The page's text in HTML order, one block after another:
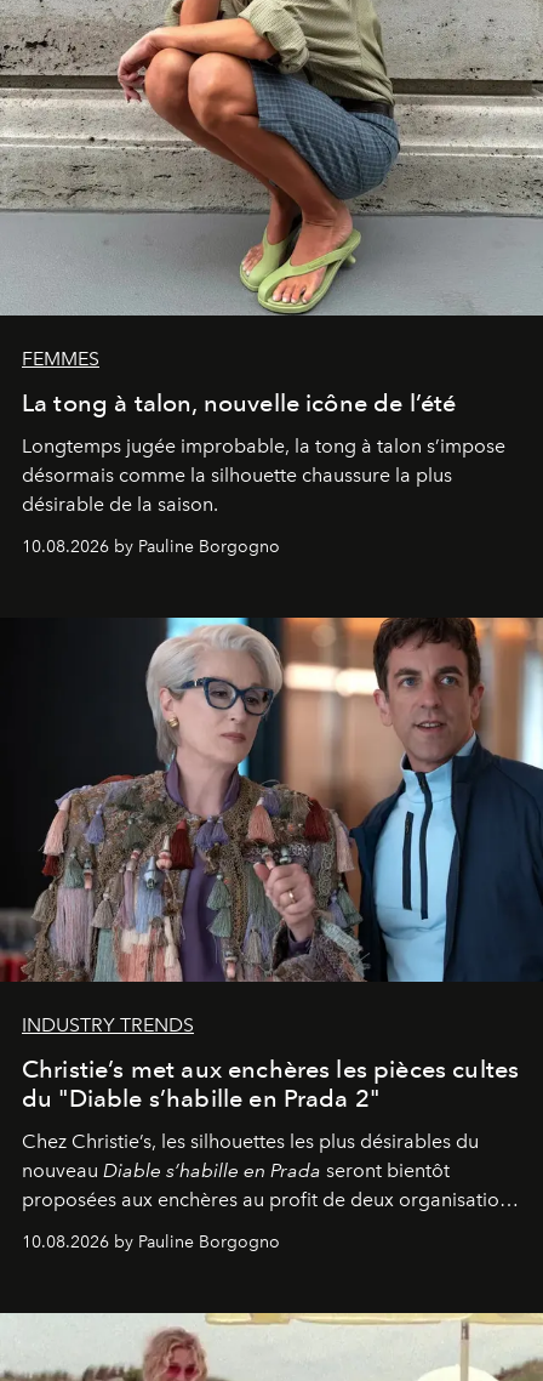
FEMMES
La tong à talon, nouvelle icône de l’été
Longtemps jugée improbable, la tong à talon s’impose
désormais comme la silhouette chaussure la plus
désirable de la saison.
10.08.2026 by Pauline Borgogno
INDUSTRY TRENDS
Christie’s met aux enchères les pièces cultes
du "Diable s’habille en Prada 2"
Chez Christie’s, les silhouettes les plus désirables du
nouveau Diable s’habille en Prada seront bientôt
proposées aux enchères au profit de deux organisations
engagées pour la presse et la mode.
10.08.2026 by Pauline Borgogno